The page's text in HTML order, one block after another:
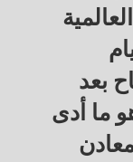
بعد
ما أدى